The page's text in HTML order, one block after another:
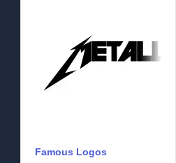
Famous Logos